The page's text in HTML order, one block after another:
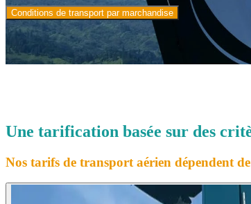
Conditions de transport par marchandise
Une tarification basée sur des
Nos tarifs de transport aérien dépendent